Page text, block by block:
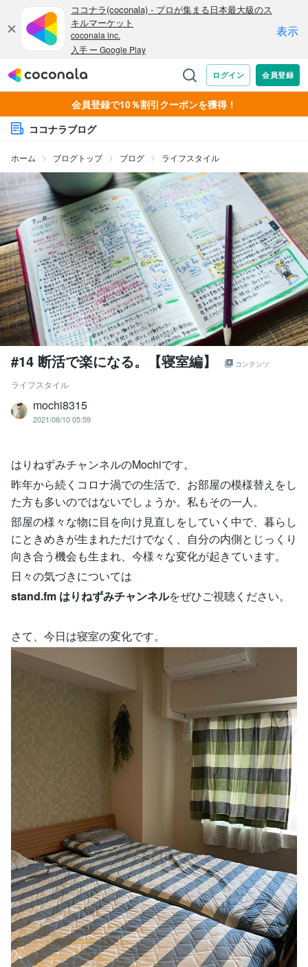
会員登録で10％割引クーポンを獲得！
ココナラブログ
ホーム ブログトップ ブログ ライフスタイル
#14 断活で楽になる。【寝室編】 コンテンツ
ライフスタイル
mochi8315
2021/08/10 05:59
はりねずみチャンネルのMochiです。
昨年から続くコロナ渦での生活で、お部屋の模様替えをし
た方も多いのではないでしょうか。私もその一人。
部屋の様々な物に目を向け見直しをしていく中で、暮らし
にときめきが生まれただけでなく、自分の内側とじっくり
向き合う機会も生まれ、今様々な変化が起きています。
日々の気づきについては
stand.fm はりねずみチャンネルをぜひご視聴ください。
さて、今日は寝室の変化です。